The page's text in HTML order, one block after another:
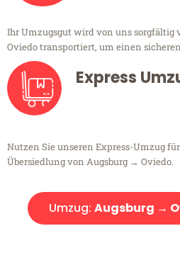
Ihr Umzugsgut wird von uns sorgfältig
Oviedo transportiert, um einen
Express
Nutzen Sie unseren Express-Umzug
Übersiedlung von Augsburg → Oviedo.
Umzug: Augsburg →